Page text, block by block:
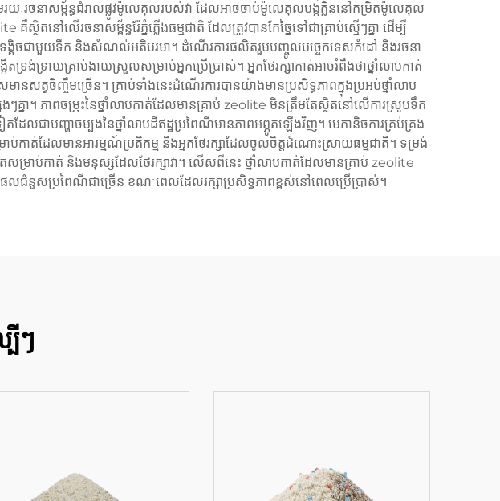
ម​រយៈ​រចនាសម្ព័ន្ធ​ជំរាល​ផ្លូវ​ម៉ូលេគុល​របស់​វា ដែល​អាច​ចាប់​ម៉ូលេគុល​បង្ក​ក្លិន​នៅ​កម្រិត​ម៉ូលេគុល
នៅ​លើ​រចនាសម្ព័ន្ធ​រ៉ែ​ភ្នំភ្លើង​ធម្មជាតិ ដែល​ត្រូវ​បាន​កែច្នៃ​ទៅជា​គ្រាប់​ស្មើៗ​គ្នា ដើម្បី​
ះ​ទង្គិច​ជាមួយ​ទឹក និង​សំណល់​អតិបរមា។ ដំណើរ​ការ​ផលិត​រួម​បញ្ចូល​បច្ចេកទេស​កំដៅ និង​រចនា
ទ្រាយ​គ្រាប់​ងាយ​ស្រួល​សម្រាប់​អ្នក​ប្រើប្រាស់។ អ្នក​ថែរក្សាកាត់​អាច​រំពឹង​ថា​ថ្នាំ​លាប​កាត់​
សត្វចិញ្ចឹម​ច្រើន។ គ្រាប់​ទាំង​នេះ​ដំណើរការ​បាន​យ៉ាង​មាន​ប្រសិទ្ធភាព​ក្នុង​ប្រអប់​ថ្នាំលាប​
ា។ ភាព​ចម្រុះ​នៃ​ថ្នាំលាប​កាត់​ដែល​មាន​គ្រាប់ zeolite មិន​ត្រឹម​តែ​ស្ថិត​នៅ​លើ​ការ​ស្រូប​ទឹក​
ែល​ជា​បញ្ហា​ចម្បង​នៃ​ថ្នាំលាប​ដីឥដ្ឋ​ប្រពៃណី​មាន​ភាព​អព្ភូត​ឡើង​វិញ។ មេកានិច​ការ​គ្រប់គ្រង​
ាប់​កាត់​ដែល​មាន​អារម្មណ៍​ប្រតិកម្ម និង​អ្នក​ថែរក្សា​ដែល​ចូលចិត្ត​ដំណោះស្រាយ​ធម្មជាតិ។ ទម្រង់​
ម្រាប់​កាត់ និង​មនុស្ស​ដែល​ថែរក្សា​វា។ លើស​ពី​នេះ ថ្នាំលាប​កាត់​ដែល​មាន​គ្រាប់ zeolite
ជំនួស​ប្រពៃណី​ជា​ច្រើន ខណៈ​ពេល​ដែល​រក្សា​ប្រសិទ្ធភាព​ខ្ពស់​នៅ​ពេល​ប្រើប្រាស់។
ៗ